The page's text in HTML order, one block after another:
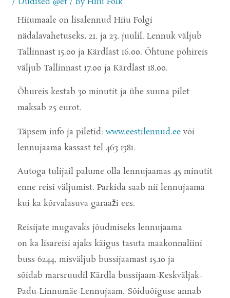
Hiiumaale on lisalennud Hiiu Folgi
nädalavahetuseks, 21. ja 23. juulil. Lennuk väljub
Tallinnast 15.00 ja Kärdlast 16.00. Õhtune põhireis
väljub Tallinnast 17.00 ja Kärdlast 18.00.
Õhureis kestab 30 minutit ja ühe suuna pilet
maksab 25 eurot.
Täpsem info ja piletid: www.eestilennud.ee või
lennujaama kassast tel 463 1381.
Autoga tulijail palume olla lennujaamas 45 minutit
enne reisi väljumist. Parkida saab nii lennujaama
kui ka kõrvalasuva garaaži ees.
Reisijate mugavaks jõudmiseks lennujaama
on ka lisareisi ajaks käigus tasuta maakonnaliini
buss 6244, misväljub bussijaamast 15.10 ja
sõidab marsruudil Kärdla bussijaam-Keskväljak-
Padu-Linnumäe-Lennujaam. Sõiduõiguse annab